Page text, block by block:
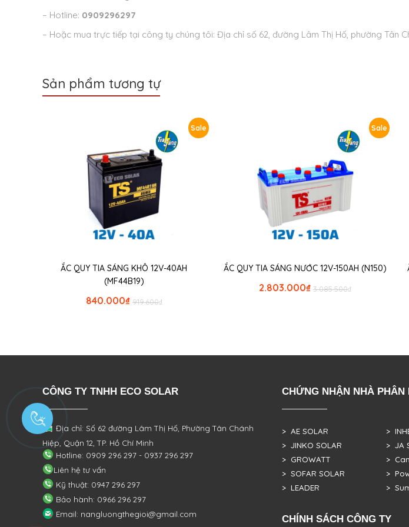
– Hotline: 0909296297
– Hoặc mua trực tiếp tại công ty chúng tôi: Địa chỉ số 62, đường Lâm Thị Hố, phường Tân
Sản phẩm tương tự
Sale
ẮC QUY TIA SÁNG KHÔ 12V-40AH
(MF44B19)
₫
919.600
₫
840.000
Sale
ẮC QUY TIA SÁNG NƯỚC 12V-150AH (N150)
₫
3.085.500
₫
2.803.000
CÔNG TY TNHH ECO SOLAR
Địa chỉ: Số 62 đường Lâm Thị Hố, PhườngTân Chánh
Hiệp, Quận 12, TP. Hồ Chí Minh
Hotline: 0909 296 297 - 0937 296 297
Liên hệ tư vấn
Kỹ thuật: 0947 296 297
Bảo hành: 0966 296 297
Email: nangluongthegioi@gmail.com
CHỨNG NHẬN NHÀ PHÂN
> AE SOLAR
> JINKO SOLAR
> GROWATT
> SOFAR SOLAR
> LEADER
>
> JA
>
>
>
CHÍNH SÁCH CÔNG TY